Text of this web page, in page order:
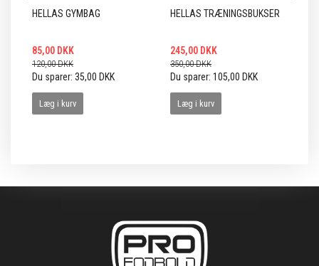
HELLAS GYMBAG
85,00 DKK
120,00 DKK
Du sparer: 35,00 DKK
Læg i kurv
HELLAS TRÆNINGSBUKSER
245,00 DKK
350,00 DKK
Du sparer: 105,00 DKK
Læg i kurv